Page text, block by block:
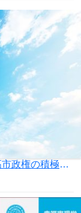
【政務調査会】「骨太の方針」に見る「高市政権の積極財政」の落とし穴